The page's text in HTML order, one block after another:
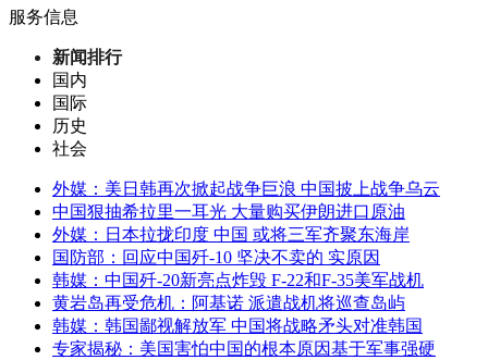
服务信息
新闻排行
国内
国际
历史
社会
外媒：美日韩再次掀起战争巨浪 中国披上战争乌云
中国狠抽希拉里一耳光 大量购买伊朗进口原油
外媒：日本拉拢印度 中国 或将三军齐聚东海岸
国防部：回应中国歼-10 坚决不卖的 实原因
韩媒：中国歼-20新亮点炸毁 F-22和F-35美军战机
黄岩岛再受危机：阿基诺 派遣战机将巡查岛屿
韩媒：韩国鄙视解放军 中国将战略矛头对准韩国
专家揭秘：美国害怕中国的根本原因基于军事强硬